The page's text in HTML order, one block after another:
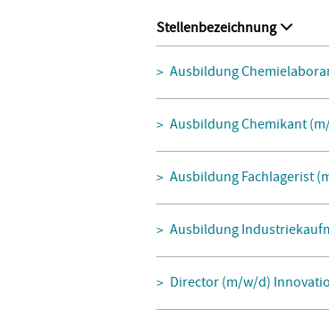
Stellenbezeichnung
Ausbildung
Ausbildung Chemikant
Ausbildung Fachlagerist
Ausbildung
Director (m/w/d)